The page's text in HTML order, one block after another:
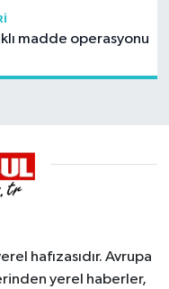
madde operasyonu
hafızasıdır. Avrupa
yerel haberler,